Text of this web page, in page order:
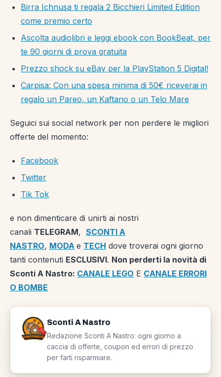
Birra Ichnusa ti regala 2 Bicchieri Limited Edition
come premio certo
Ascolta audiolibri e leggi ebook con BookBeat, per
te 90 giorni di prova gratuita
Prezzo shock su eBay per la PlayStation 5 Digital!
Carpisa: Con una spesa minima di 50€ riceverai in
regalo un Pareo, un Kaftano o un Telo Mare
Seguici sui social network per non perdere le migliori
offerte del momento:
Facebook
Twitter
Tik Tok
e non dimenticare di unirti ai nostri
canali TELEGRAM, SCONTI A
NASTRO, MODA e TECH dove troverai ogni giorno
tanti contenuti ESCLUSIVI. Non perderti la novità di
Sconti A Nastro: CANALE LEGO E CANALE ERRORI
O BOMBE
Sconti A Nastro
Redazione Sconti A Nastro: ogni giorno a
caccia di offerte, coupon ed errori di prezzo
per farti risparmiare.